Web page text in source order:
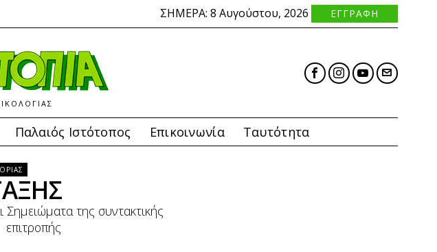
ΣΗΜΕΡΑ: 8 Αυγούστου, 2026 ΕΓΓΡΑΦΗ
Παλαιός Ιστότοπος Επικοινωνία Ταυτότητα
Σημειώματα της συντακτικής
επιτροπής